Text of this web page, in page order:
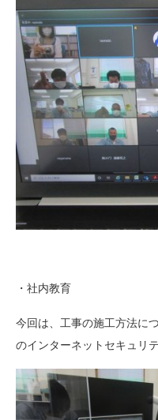
・社内教育
今回は、工事の施工方法に
のインターネットセキュリ